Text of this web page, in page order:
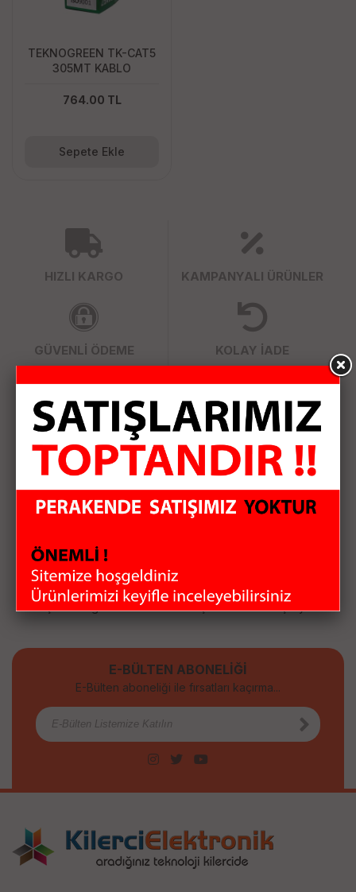
TEKNOGREEN TK-CAT5
305MT KABLO
764.00 TL
Sepete Ekle
HIZLI KARGO KAMPANYALI ÜRÜNLER
GÜVENLİ ÖDEME KOLAY İADE
WHATSAPP SİPARİŞ
7x24 Whatsapp Üzerinden de Sipariş Verebilirsiniz.
Elektronik Toptan satış hizmetini sürekli yenileyerek sizlere
sunuyoruz. Bilgisayar Çevre Birimleri, Uydu Alıcıları, Güvenlik
kategoride her geçen gün çeşitlerimizi arttırıyoruz. Size
sağladığımız bu çeşitlilik ile ihtiyaçlarınızı tek merkezden
karşılamanızı sağlıyoruz. Siparişlerinizi özenle hazırlayıp
anlaşmalı kargo firması ile hızlı bir şekilde size ulaştırıyoruz.
E-BÜLTEN ABONELİĞİ
E-Bülten aboneliği ile fırsatları kaçırma...